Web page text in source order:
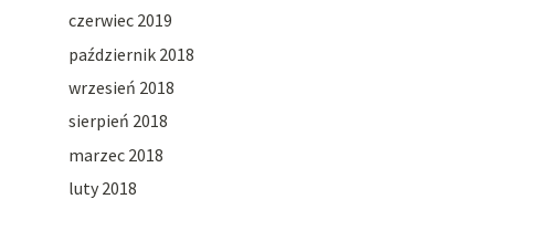
czerwiec 2019
październik 2018
wrzesień 2018
sierpień 2018
marzec 2018
luty 2018